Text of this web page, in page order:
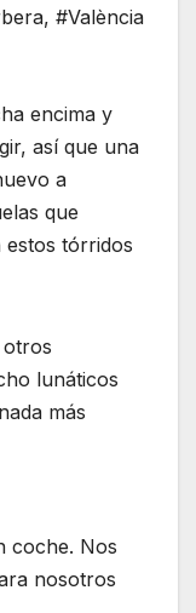
, #València
encima y
así que una
a
que
tórridos
otros
lunáticos
más
coche. Nos
nosotros